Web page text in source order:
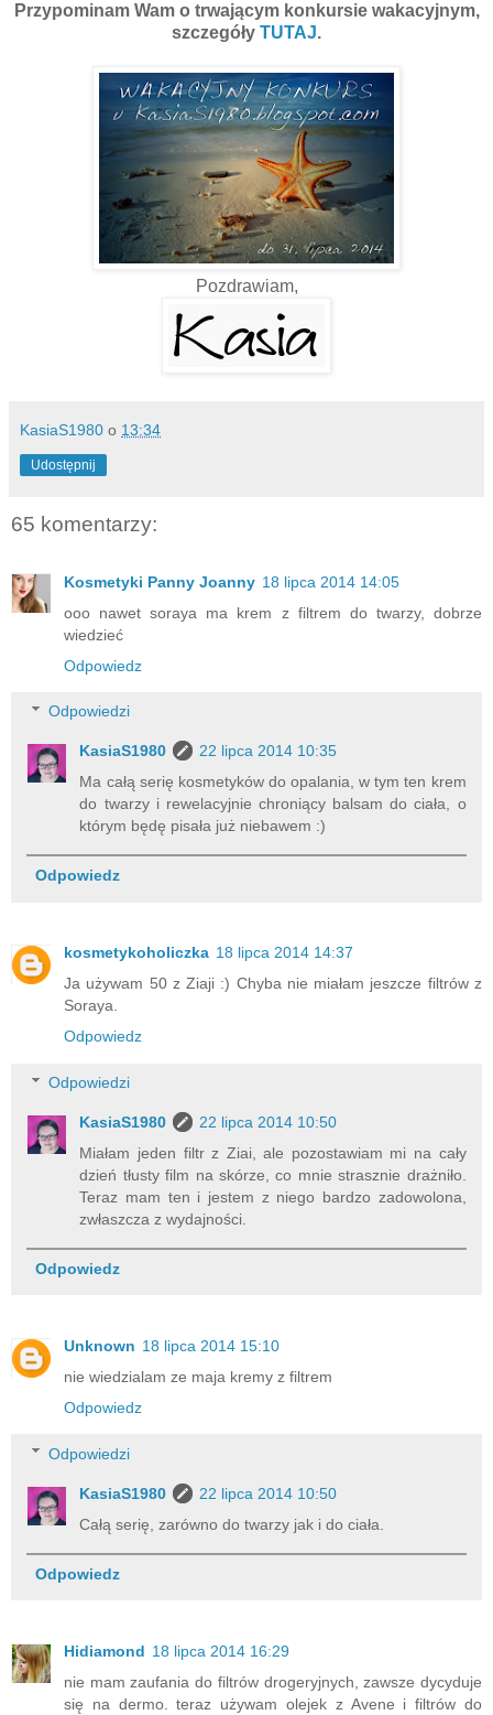
Przypominam Wam o trwającym konkursie wakacyjnym,
szczegóły TUTAJ.
Pozdrawiam,
KasiaS1980 o 13:34
Udostępnij
65 komentarzy:
Kosmetyki Panny Joanny 18 lipca 2014 14:05
ooo nawet soraya ma krem z filtrem do twarzy, dobrze
wiedzieć
Odpowiedz
Odpowiedzi
KasiaS1980
22 lipca 2014 10:35
Ma całą serię kosmetyków do opalania, w tym ten krem
do twarzy i rewelacyjnie chroniący balsam do ciała, o
którym będę pisała już niebawem :)
Odpowiedz
kosmetykoholiczka 18 lipca 2014 14:37
Ja używam 50 z Ziaji :) Chyba nie miałam jeszcze filtrów z
Soraya.
Odpowiedz
Odpowiedzi
KasiaS1980
22 lipca 2014 10:50
Miałam jeden filtr z Ziai, ale pozostawiam mi na cały
dzień tłusty film na skórze, co mnie strasznie drażniło.
Teraz mam ten i jestem z niego bardzo zadowolona,
zwłaszcza z wydajności.
Odpowiedz
Unknown 18 lipca 2014 15:10
nie wiedzialam ze maja kremy z filtrem
Odpowiedz
Odpowiedzi
KasiaS1980
22 lipca 2014 10:50
Całą serię, zarówno do twarzy jak i do ciała.
Odpowiedz
Hidiamond 18 lipca 2014 16:29
nie mam zaufania do filtrów drogeryjnych, zawsze dycyduje
się na dermo. teraz używam olejek z Avene i filtrów do